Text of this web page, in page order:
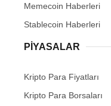
Memecoin Haberleri
Stablecoin Haberleri
PIYASALAR
Kripto Para Fiyatları
Kripto Para Borsaları